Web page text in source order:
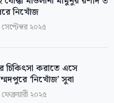
নিখোঁজ
২০২৫
চিকিৎসা করাতে এসে
‘নিখোঁজ’ সুবা
২০২৫